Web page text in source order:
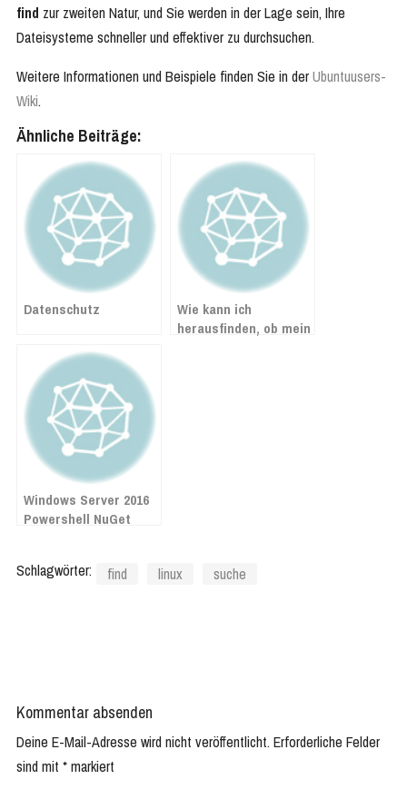
find zur zweiten Natur, und Sie werden in der Lage sein, Ihre
Dateisysteme schneller und effektiver zu durchsuchen.
Weitere Informationen und Beispiele finden Sie in derUbuntuusers-
Wiki.
Ähnliche Beiträge:
Datenschutz
Wie kann ich
herausfinden, ob mein
Windows Server 2016
Powershell NuGet
Schlagwörter: find linux suche
Kommentar absenden
Deine E-Mail-Adresse wird nicht veröffentlicht. Erforderliche Felder
sind mit *markiert